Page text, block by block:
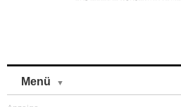
Menü